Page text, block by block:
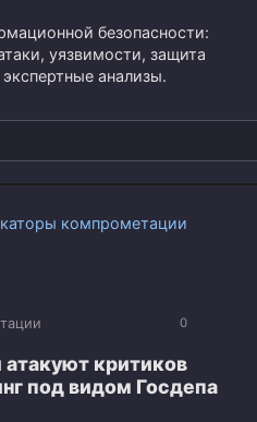
безопасности:
уязвимости, защита
анализы.
компрометации
0
критиков
под видом Госдепа